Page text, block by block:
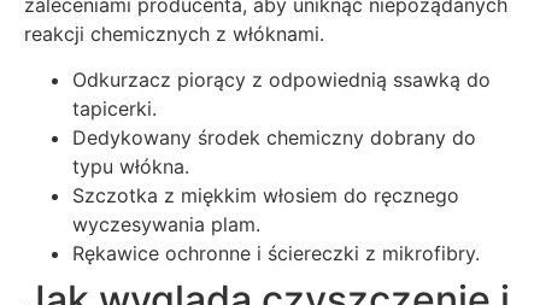
reakcji chemicznych z włóknami.
Odkurzacz piorący z odpowiednią ssawką do
tapicerki.
Dedykowany środek chemiczny dobrany do
typu włókna.
Szczotka z miękkim włosiem do ręcznego
wyczesywania plam.
Rękawice ochronne i ściereczki z mikrofibry.